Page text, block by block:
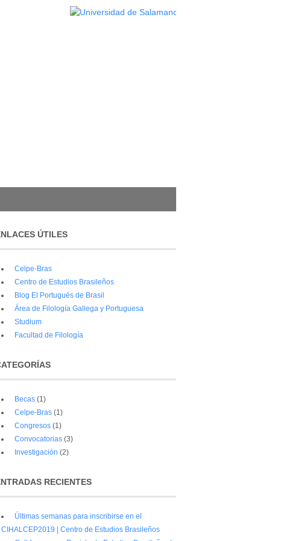
ÚTILES
Celpe-Bras
Centro de Estudios Brasileños
Blog El Portugués de Brasil
Área de Filología Gallega y Portuguesa
Studium
Facultad de Filología
Becas (1)
Celpe-Bras (1)
Congresos (1)
Convocatorias (3)
Investigación (2)
RECIENTES
Últimas semanas para inscribirse en el
CIHALCEP2019 | Centro de Estudios Brasileños